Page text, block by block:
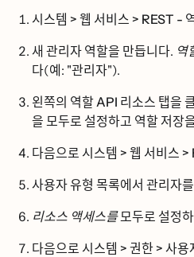
시스템 > 웹 서비스 > REST -
새 관리자 역할을 만듭니다.
다(예: "관리자").
왼쪽의 역할 API 리소스 탭을
을 모두로 설정하고 역할
다음으로 시스템 > 웹 서비스
사용자 유형 목록에서 관리자를
리소스 액세스를모두로
다음으로 시스템 > 권한 >